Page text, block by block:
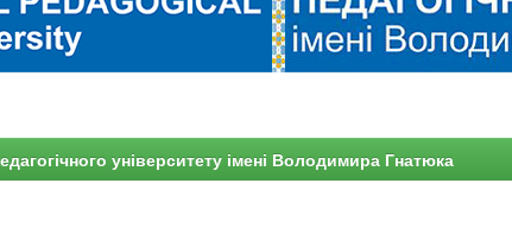
університету імені Володимира Гнатюка